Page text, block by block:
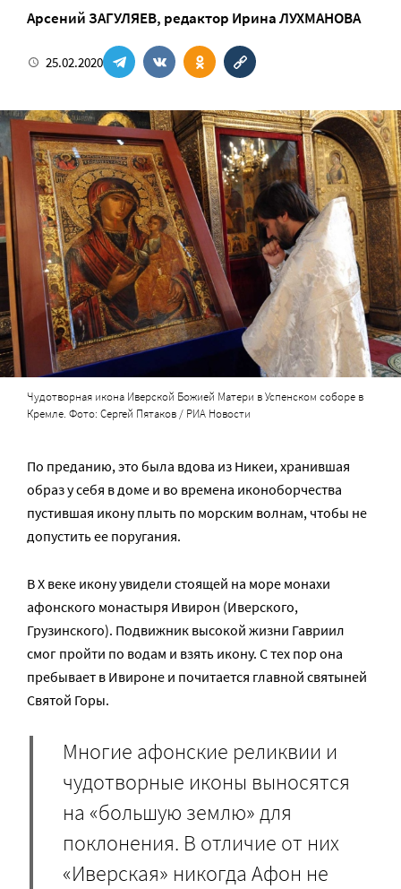
Арсений ЗАГУЛЯЕВ, редактор Ирина ЛУХМАНОВА
25.02.2020
Чудотворная икона Иверской Божией Матери в Успенском соборе в
Кремле. Фото: Сергей Пятаков / РИА Новости
По преданию, это была вдова из Никеи, хранившая
образ у себя в доме и во времена иконоборчества
пустившая икону плыть по морским волнам, чтобы не
допустить ее поругания.
В X веке икону увидели стоящей на море монахи
афонского монастыря Ивирон (Иверского,
Грузинского). Подвижник высокой жизни Гавриил
смог пройти по водам и взять икону. С тех пор она
пребывает в Ивироне и почитается главной святыней
Святой Горы.
Многие афонские реликвии и
чудотворные иконы выносятся
на «большую землю» для
поклонения. В отличие от них
«Иверская» никогда Афон не